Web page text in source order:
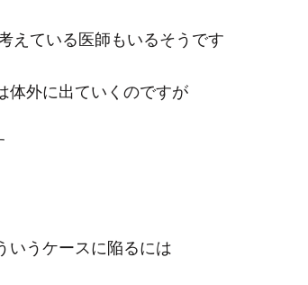
えている医師もいるそうです
体外に出ていくのですが
いうケースに陥るには